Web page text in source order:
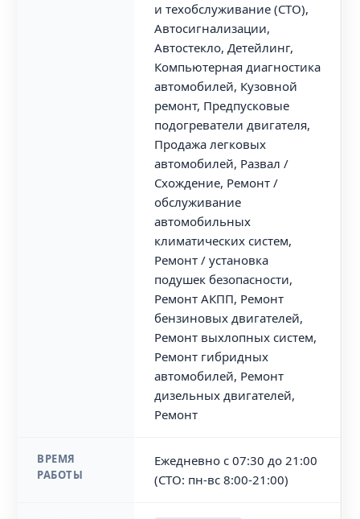
и техобслуживание (СТО),
Автосигнализации,
Автостекло, Детейлинг,
Компьютерная диагностика
автомобилей, Кузовной
ремонт, Предпусковые
подогреватели двигателя,
Продажа легковых
автомобилей, Развал /
Схождение, Ремонт /
обслуживание
автомобильных
климатических систем,
Ремонт / установка
подушек безопасности,
Ремонт АКПП, Ремонт
бензиновых двигателей,
Ремонт выхлопных систем,
Ремонт гибридных
автомобилей, Ремонт
дизельных двигателей,
Ремонт
ВРЕМЯ
РАБОТЫ
Ежедневно с 07:30 до 21:00
(СТО: пн-вс 8:00-21:00)